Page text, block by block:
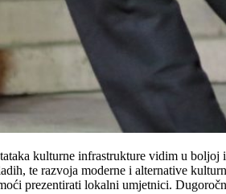
kulturne infrastrukture vidim u
te razvoja moderne i alternative
prezentirati lokalni umjetnici.